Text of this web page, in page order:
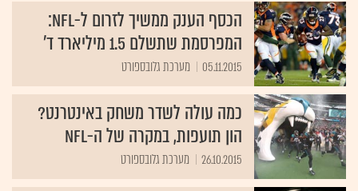
הכסף הענק ממשיך לזרום ל-NFL:
המפרסמת שתשלם 1.5 מיליארד ד'
05.11.2015 מערכת גלובספורט
כמה עולה לשדר משחק באינטרנט?
הון תועפות, במקרה של ה-NFL
26.10.2015 מערכת גלובספורט